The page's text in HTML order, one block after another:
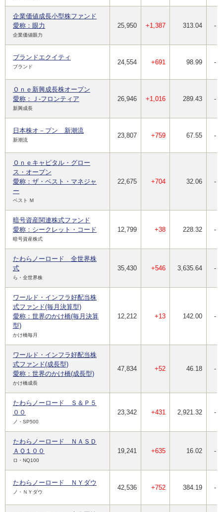
企業価値成長小型株ファンド
愛称：眼力
企業価値眼力
25,950 +1,387 313.04 -
ブランドエクイティ
ブランド
24,554 +691 98.99 -
Ｏｎｅ新興成長株オープン
愛称：Ｊ-フロンティア
新興成長
26,946 +1,016 289.43 -
日本株オ－プン 新潮流
新潮流
23,807 +759 67.55 -
Ｏｎｅキャピタル・グロー
ス・オープン
愛称：ザ・ベスト・マネジャ
ー
ベスト Ｍ
22,675 +704 32.06 -
暗号資産関連株式ファンド
愛称：シークレット・コード
暗号資産株式
12,799 +38 228.32 -
たわらノーロード 全世界株
式
ら・全世界株
35,430 +546 3,635.64 -
ワールド・インフラ好配当株
式ファンド(毎月決算型)
愛称：世界のかけ橋(毎月決算
型)
かけ橋毎月
12,212 +13 142.00 -
ワールド・インフラ好配当株
式ファンド(成長型)
愛称：世界のかけ橋(成長型)
かけ橋成長
47,834 +52 46.18 -
たわらノーロード Ｓ＆Ｐ５
００
ノ・SP500
23,342 +431 2,921.32 -
たわらノーロード ＮＡＳＤ
ＡＱ１００
ロ・NQ100
19,241 +635 16.02 -
たわらノーロード ＮＹダウ
ノ・ＮＹダウ
42,536 +752 384.19 -